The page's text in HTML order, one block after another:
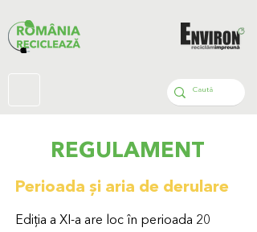
REGULAMENT
Perioada și aria de derulare
Ediția a XI-a are loc în perioada 20